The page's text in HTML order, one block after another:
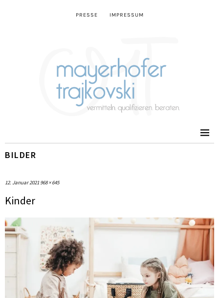
PRESSE IMPRESSUM
BILDER
12. Januar 2021 968 × 645
Kinder